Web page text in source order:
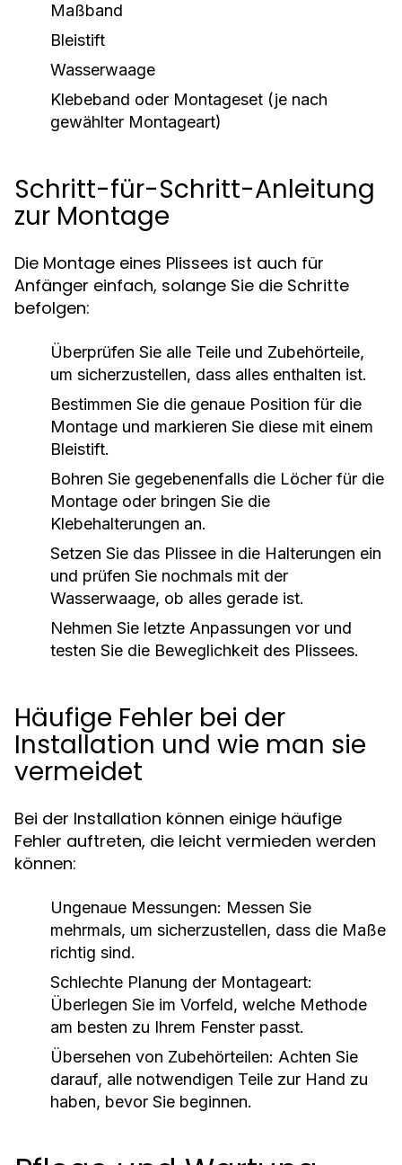
Maßband
Bleistift
Wasserwaage
Klebeband oder Montageset (je nach
gewählter Montageart)
Schritt-für-Schritt-Anleitung
zur Montage
Die Montage eines Plissees ist auch für
Anfänger einfach, solange Sie die Schritte
befolgen:
Überprüfen Sie alle Teile und Zubehörteile,
um sicherzustellen, dass alles enthalten ist.
Bestimmen Sie die genaue Position für die
Montage und markieren Sie diese mit einem
Bleistift.
Bohren Sie gegebenenfalls die Löcher für die
Montage oder bringen Sie die
Klebehalterungen an.
Setzen Sie das Plissee in die Halterungen ein
und prüfen Sie nochmals mit der
Wasserwaage, ob alles gerade ist.
Nehmen Sie letzte Anpassungen vor und
testen Sie die Beweglichkeit des Plissees.
Häufige Fehler bei der
Installation und wie man sie
vermeidet
Bei der Installation können einige häufige
Fehler auftreten, die leicht vermieden werden
können:
Ungenaue Messungen: Messen Sie
mehrmals, um sicherzustellen, dass die Maße
richtig sind.
Schlechte Planung der Montageart:
Überlegen Sie im Vorfeld, welche Methode
am besten zu Ihrem Fenster passt.
Übersehen von Zubehörteilen: Achten Sie
darauf, alle notwendigen Teile zur Hand zu
haben, bevor Sie beginnen.